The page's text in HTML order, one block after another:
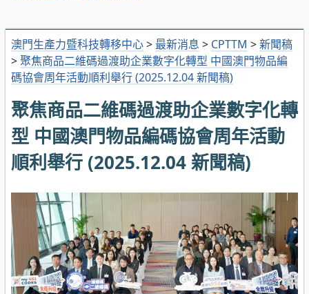
澳門生產力暨科技轉移中心> 最新消息 > CPTTM >新聞稿
>聚焦商品二維碼過渡助企業數字化轉型 中國澳門物品編
碼協會周年活動順利舉行 (2025.12.04 新聞稿)
聚焦商品二維碼過渡助企業數字化轉
型 中國澳門物品編碼協會周年活動
順利舉行 (2025.12.04 新聞稿)